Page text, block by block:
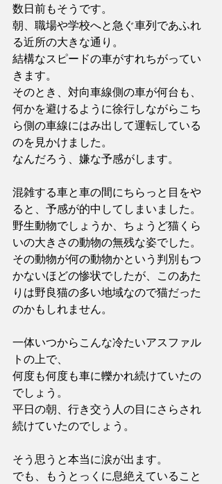
数日前もそうです。
朝、職場や学校へと急ぐ車列であふれ
る近所の大きな通り。
結構なスピードの車がすれちがってい
きます。
そのとき、対向車線側の車が何台も、
何かを避けるように徐行しながらこち
ら側の車線にはみ出して運転している
のを見かけました。
なんだろう、嫌な予感がします。
混雑する車と車の間にちらっと目をや
ると、予感が的中してしまいました。
野生動物でしょうか、ちょうど猫くら
いの大きさの動物の無残な姿でした。
その動物が何の動物かという判別もつ
かないほどの惨状でしたが、このあた
りは野良猫の多い地域なので猫だった
のかもしれません。
一体いつからこんな冷たいアスファル
トの上で、
何度も何度も車に轢かれ続けていたの
でしょう。
平日の朝、行き交う人の目にさらされ
続けていたのでしょう。
そう思うと本当に涙が出ます。
でも、もうとっくに息絶えていること